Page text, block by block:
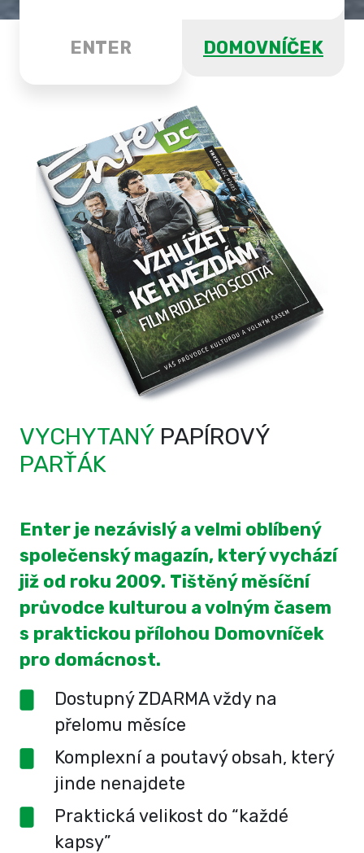
ENTER DOMOVNÍČEK
VYCHYTANÝ PAPÍROVÝ
PARŤÁK
Enter je nezávislý a velmi oblíbený
společenský magazín, který vychází
již od roku 2009. Tištěný měsíční
průvodce kulturou a volným časem
s praktickou přílohou Domovníček
pro domácnost.
Dostupný ZDARMA vždy na
přelomu měsíce
Komplexní a poutavý obsah, který
jinde nenajdete
Praktická velikost do “každé
kapsy”